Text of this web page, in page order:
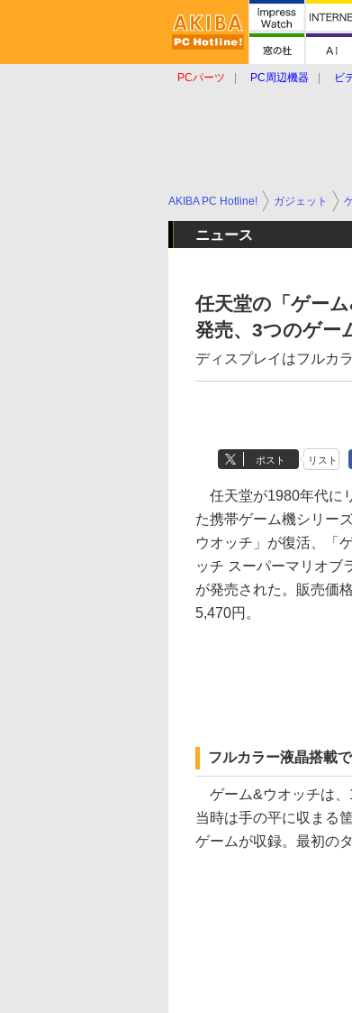
PCパーツ PC周辺機器 ビ
AKIBA PC Hotline! ガジェット
ニュース
任天堂の「ゲー
発売、3つのゲー
ディスプレイはフルカ
ポスト リスト
任天堂が1980年代に
た携帯ゲーム機シリー
ウオッチ」が復活、「
ッチ スーパーマリオブ
が発売された。販売価
5,470円。
フルカラー液晶搭載
ゲーム&ウオッチは、
当時は手の平に収まる
ゲームが収録。最初の